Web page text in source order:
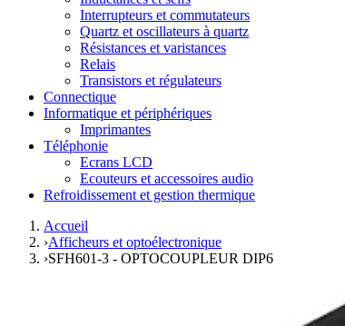
Interrupteurs et commutateurs
Quartz et oscillateurs à quartz
Résistances et varistances
Relais
Transistors et régulateurs
Connectique
Informatique et périphériques
Imprimantes
Téléphonie
Ecrans LCD
Ecouteurs et accessoires audio
Refroidissement et gestion thermique
Accueil
›Afficheurs et optoélectronique
›SFH601-3 - OPTOCOUPLEUR DIP6